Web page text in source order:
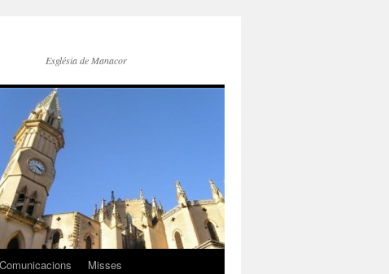
Església de Manacor
Comunicacions
Misses